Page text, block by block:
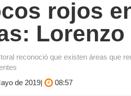
rojos
reconoció que existen áreas que
de 2019|
08:57